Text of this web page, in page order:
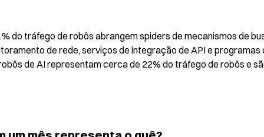
do tráfego de robôs abrangem spiders de mecanismos de
de rede, serviços de integração de API e programas
de AI representam cerca de 22% do tráfego de robôs e